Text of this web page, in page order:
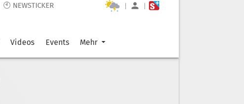
🕙 NEWSTICKER | |
Videos Events Mehr